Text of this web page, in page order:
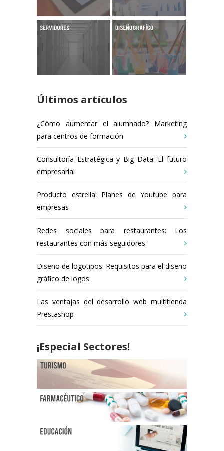
Últimos artículos
¿Cómo aumentar el alumnado? Marketing
para centros de formación
Consultoría Estratégica y Big Data: El futuro
empresarial
Producto estrella: Planes de Youtube para
empresas
Redes sociales para restaurantes: Los
restaurantes con más seguidores
Diseño de logotipos: Requisitos para el diseño
gráfico de logos
Las ventajas del desarrollo web multitienda
Prestashop
¡Especial Sectores!